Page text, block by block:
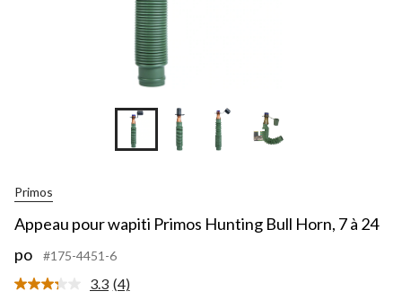
+1
Primos
Appeau pour wapiti Primos Hunting Bull Horn, 7 à 24
po
#175-4451-6
3.3 Lire
(4)